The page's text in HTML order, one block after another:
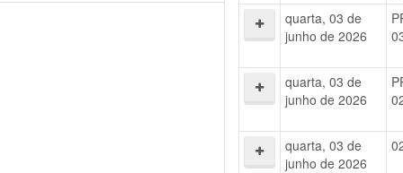
quarta, 03 de
junho de 2026
quarta, 03 de
junho de 2026
quarta, 03 de
junho de 2026